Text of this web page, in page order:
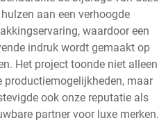
hulzen aan een verhoogde
waardoor een
indruk wordt gemaakt op
Het project toonde niet alleen
productiemogelijkheden, maar
ook onze reputatie als
partner voor luxe merken.